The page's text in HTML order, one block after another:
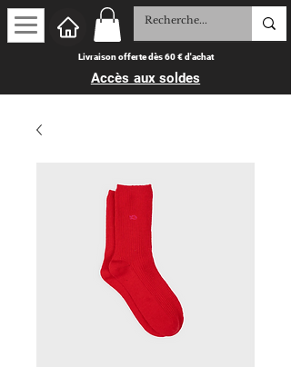
Livraison offerte dès 60 € d'achat
Accès aux soldes